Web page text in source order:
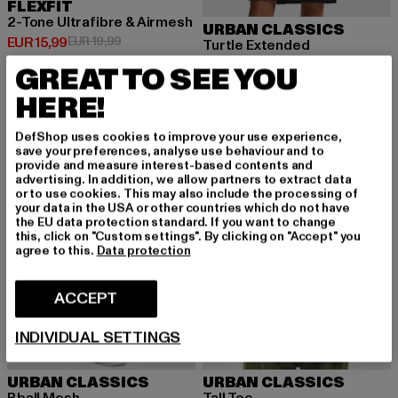
FLEXFIT
2-Tone Ultrafibre & Airmesh
EUR 15,99
Huidige prijs: EUR 15,99
EUR 19,99Actieprijs: EUR 19,99
URBAN CLASSICS
Turtle Extended
EUR 14,10
Huidige prijs: EUR 14,10
-47%
URBAN CLASSICS
NIEUW -35%
URBAN CLASSICS
GREAT TO SEE YOU
HERE!
DefShop uses cookies to improve your use experience,
save your preferences, analyse use behaviour and to
provide and measure interest-based contents and
advertising. In addition, we allow partners to extract data
or to use cookies. This may also include the processing of
your data in the USA or other countries which do not have
the EU data protection standard. If you want to change
this, click on "Custom settings". By clicking on "Accept" you
agree to this. Data protection
ACCEPT
INDIVIDUAL SETTINGS